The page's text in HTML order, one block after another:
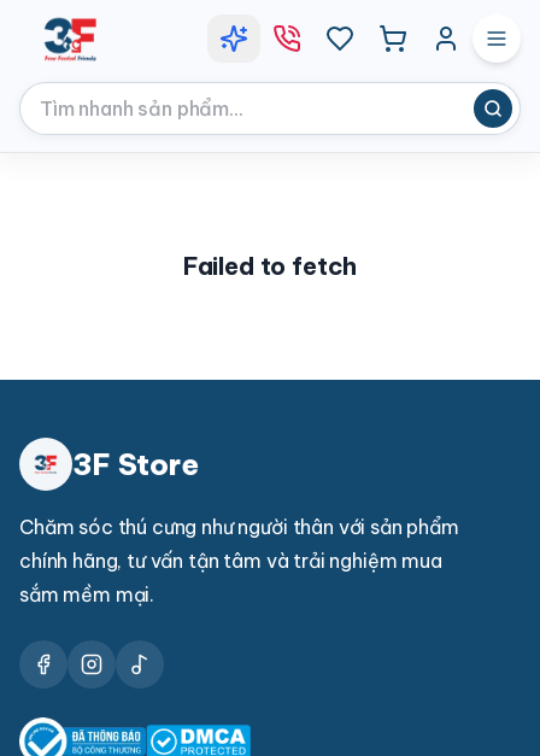
Failed to fetch
3F Store
Chăm sóc thú cưng như người thân với sản phẩm
chính hãng, tư vấn tận tâm và trải nghiệm mua
sắm mềm mại.